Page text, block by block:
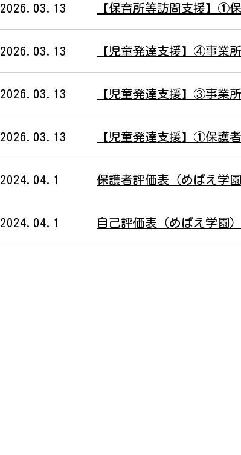
2026.03.13 【保育所等訪問支援】①
2026.03.13 【児童発達支援】④事業
2026.03.13 【児童発達支援】③事業
2026.03.13 【児童発達支援】①保護
2024.04.1 保護者評価表（めばえ学園
2024.04.1 自己評価表（めばえ学園）